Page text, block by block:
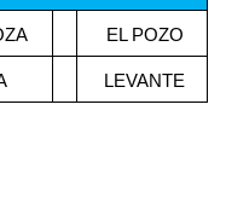
EL POZO
LEVANTE